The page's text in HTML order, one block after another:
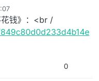
花钱》：<br /
0